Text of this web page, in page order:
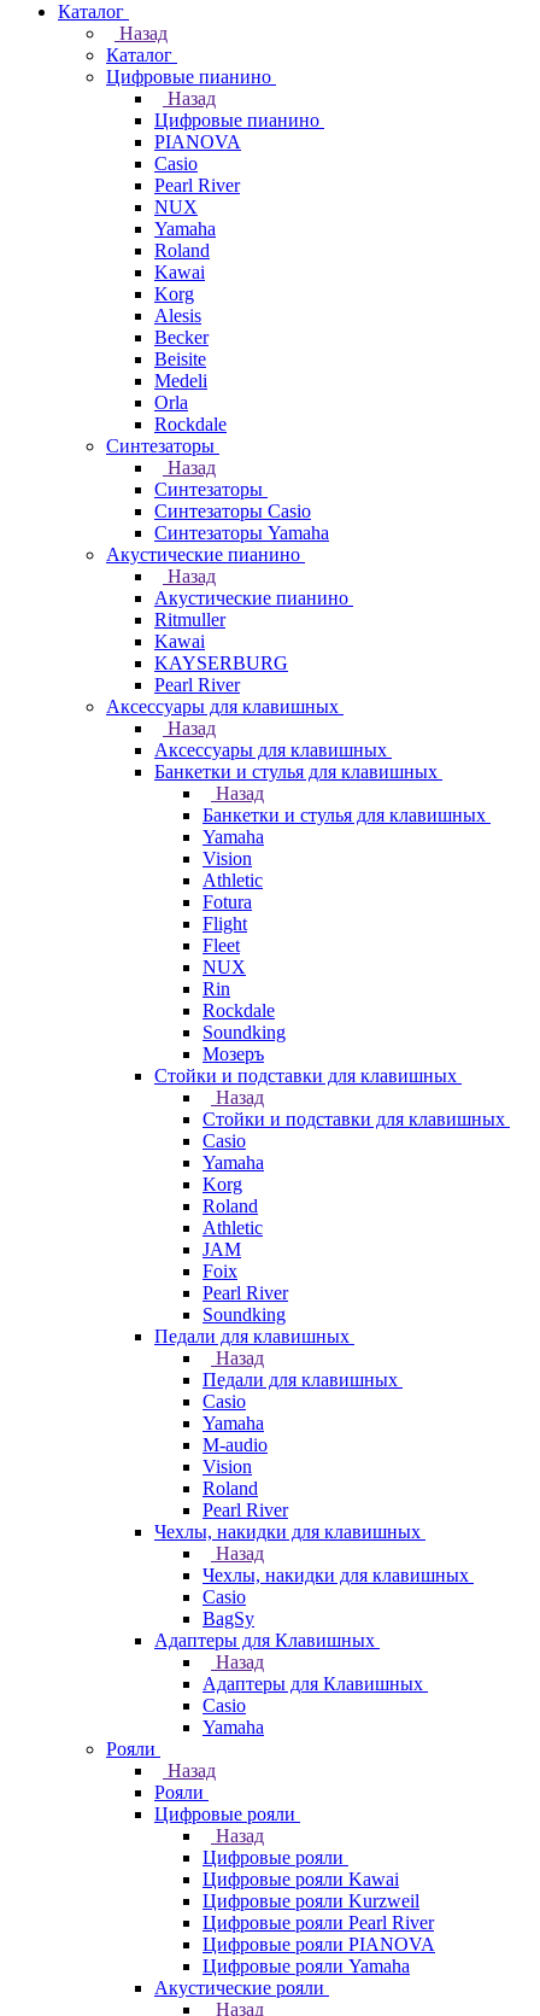
Каталог
Назад
Каталог
Цифровые пианино
Назад
Цифровые пианино
PIANOVA
Casio
Pearl River
NUX
Yamaha
Roland
Kawai
Korg
Alesis
Becker
Beisite
Medeli
Orla
Rockdale
Синтезаторы
Назад
Синтезаторы
Синтезаторы Casio
Синтезаторы Yamaha
Акустические пианино
Назад
Акустические пианино
Ritmuller
Kawai
KAYSERBURG
Pearl River
Аксессуары для клавишных
Назад
Аксессуары для клавишных
Банкетки и стулья для клавишных
Назад
Банкетки и стулья для клавишных
Yamaha
Vision
Athletic
Fotura
Flight
Fleet
NUX
Rin
Rockdale
Soundking
Мозеръ
Стойки и подставки для клавишных
Назад
Стойки и подставки для клавишных
Casio
Yamaha
Korg
Roland
Athletic
JAM
Foix
Pearl River
Soundking
Педали для клавишных
Назад
Педали для клавишных
Casio
Yamaha
M-audio
Vision
Roland
Pearl River
Чехлы, накидки для клавишных
Назад
Чехлы, накидки для клавишных
Casio
BagSy
Адаптеры для Клавишных
Назад
Адаптеры для Клавишных
Casio
Yamaha
Рояли
Назад
Рояли
Цифровые рояли
Назад
Цифровые рояли
Цифровые рояли Kawai
Цифровые рояли Kurzweil
Цифровые рояли Pearl River
Цифровые рояли PIANOVA
Цифровые рояли Yamaha
Акустические рояли
Назад